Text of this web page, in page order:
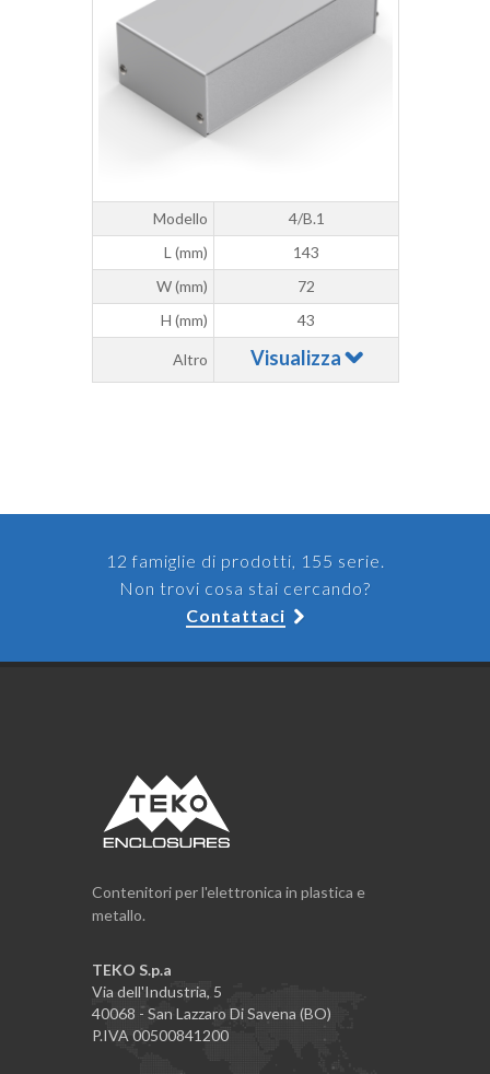
Modello
4/B.1
L (mm)
143
W (mm)
72
H (mm)
43
Altro Visualizza
12 famiglie di prodotti, 155 serie.
Non trovi cosa stai cercando?
Contattaci
Contenitori per l'elettronica in plastica e
metallo.
TEKO S.p.a
Via dell'Industria, 5
40068 - San Lazzaro Di Savena (BO)
P.IVA 00500841200